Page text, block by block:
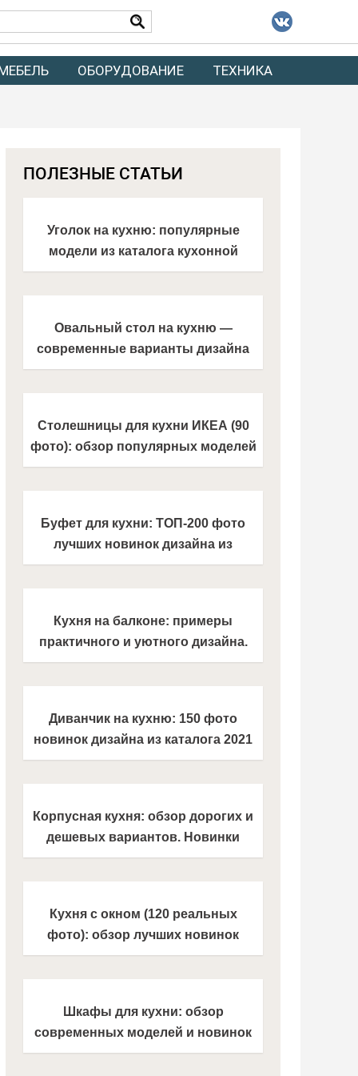
ОБОРУДОВАНИЕ ТЕХНИКА
ПОЛЕЗНЫЕ СТАТЬИ
Уголок на кухню: популярные
модели из каталога кухонной
мебели 2021 года. Фото-обзор
Овальный стол на кухню —
современные варианты дизайна
кухонной мебели из каталога 2021
Столешницы для кухни ИКЕА (90
фото): обзор популярных моделей
и новинок из каталога 2021 года
Буфет для кухни: ТОП-200 фото
лучших новинок дизайна из
каталога кухонной мебели 2021
Кухня на балконе: примеры
практичного и уютного дизайна.
Обзор лучших идей 2021 года +
Диванчик на кухню: 150 фото
новинок дизайна из каталога 2021
года
Корпусная кухня: обзор дорогих и
дешевых вариантов. Новинки
дизайна из каталога 2021 года.
Кухня с окном (120 реальных
фото): обзор лучших новинок
дизайна 2021 года. Нестандартные
Шкафы для кухни: обзор
современных моделей и новинок
из каталога 2021 года. Фото